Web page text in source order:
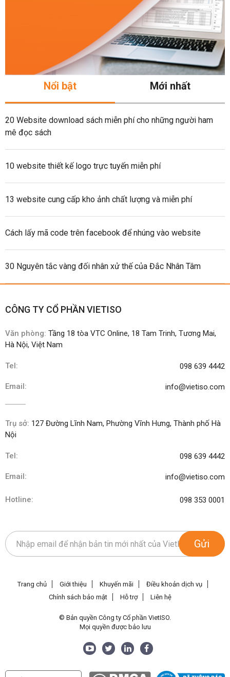
Nổi bật Mới nhất
20 Website download sách miễn phí cho những người ham
mê đọc sách
10 website thiết kế logo trực tuyến miễn phí
13 website cung cấp kho ảnh chất lượng và miễn phí
Cách lấy mã code trên facebook để nhúng vào website
30 Nguyên tắc vàng đối nhân xử thế của Đắc Nhân Tâm
CÔNG TY CỔ PHẦN VIETISO
Văn phòng: Tầng 18 tòa VTC Online, 18 Tam Trinh, Tương Mai,
Hà Nội, Việt Nam
Tel: 098 639 4442
Email: info@vietiso.com
Trụ sở: 127 Đường Lĩnh Nam, Phường Vĩnh Hưng, Thành phố Hà
Nội
Tel: 098 639 4442
Email: info@vietiso.com
Hotline: 098 353 0001
Gửi
Trang chủ Giới thiệu Khuyến mãi
Điều khoản dịch vụ
Chính sách bảo mật
Hỗ trợ Liên hệ
© Bản quyền Công ty Cổ phần VietISO.
Mọi quyền được bảo lưu